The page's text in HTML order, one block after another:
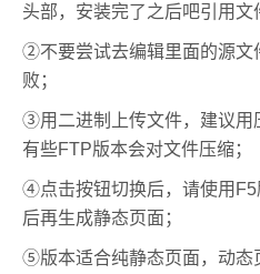
头部，安装完了之后吧引用文
②不要尝试去编辑里面的源文
败；
③用二进制上传文件，建议用
有些FTP版本会对文件压缩；
④点击按钮切换后，请使用F5
后再生成静态页面；
⑤版本适合纯静态页面，动态